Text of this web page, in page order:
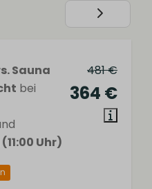
481 €
364 €
Sauna
bei
Uhr)